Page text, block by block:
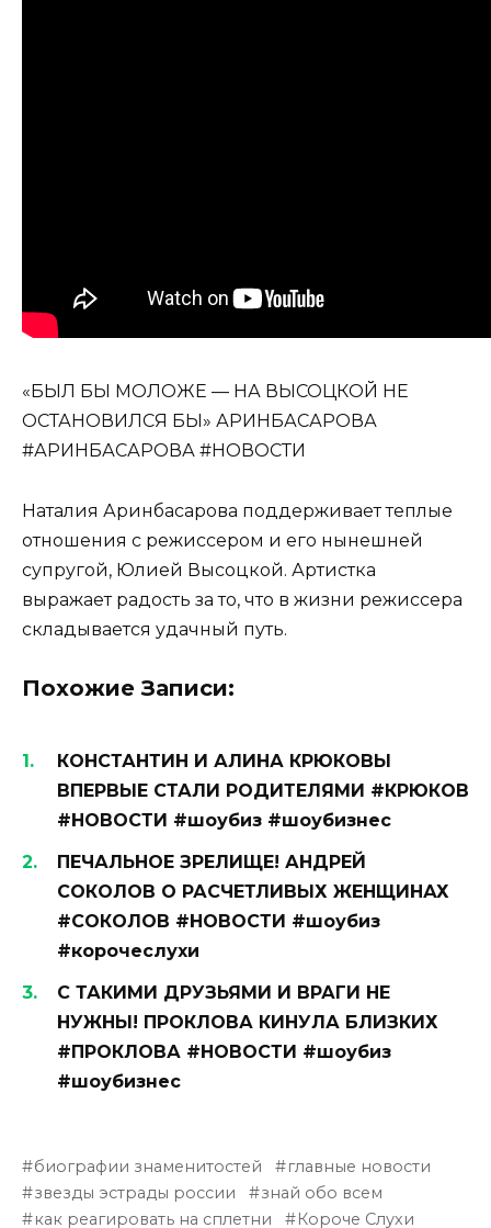
«БЫЛ БЫ МОЛОЖЕ — НА ВЫСОЦКОЙ НЕ
ОСТАНОВИЛСЯ БЫ» АРИНБАСАРОВА
#АРИНБАСАРОВА #НОВОСТИ
Наталия Аринбасарова поддерживает теплые
отношения с режиссером и его нынешней
супругой, Юлией Высоцкой. Артистка
выражает радость за то, что в жизни режиссера
складывается удачный путь.
Похожие Записи:
КОНСТАНТИН И АЛИНА КРЮКОВЫ
ВПЕРВЫЕ СТАЛИ РОДИТЕЛЯМИ #КРЮКОВ
#НОВОСТИ #шоубиз #шоубизнес
ПЕЧАЛЬНОЕ ЗРЕЛИЩЕ! АНДРЕЙ
СОКОЛОВ О РАСЧЕТЛИВЫХ ЖЕНЩИНАХ
#СОКОЛОВ #НОВОСТИ #шоубиз
#корочеслухи
С ТАКИМИ ДРУЗЬЯМИ И ВРАГИ НЕ
НУЖНЫ! ПРОКЛОВА КИНУЛА БЛИЗКИХ
#ПРОКЛОВА #НОВОСТИ #шоубиз
#шоубизнес
биографии знаменитостей
главные новости
звезды эстрады россии
знай обо всем
как реагировать на сплетни
Короче Слухи